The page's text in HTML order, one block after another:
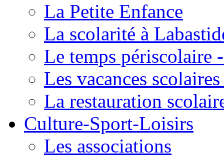
La Petite Enfance
La scolarité à
Le temps périscolaire
Les vacances
La restauration
Culture-Sport-Loisirs
Les associations